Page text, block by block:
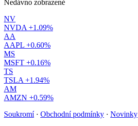
Nedávno zobrazené
NV
NVDA +1.09%
AA
AAPL +0.60%
MS
MSFT +0.16%
TS
TSLA +1.94%
AM
AMZN +0.59%
Soukromí · Obchodní podmínky · Novinky